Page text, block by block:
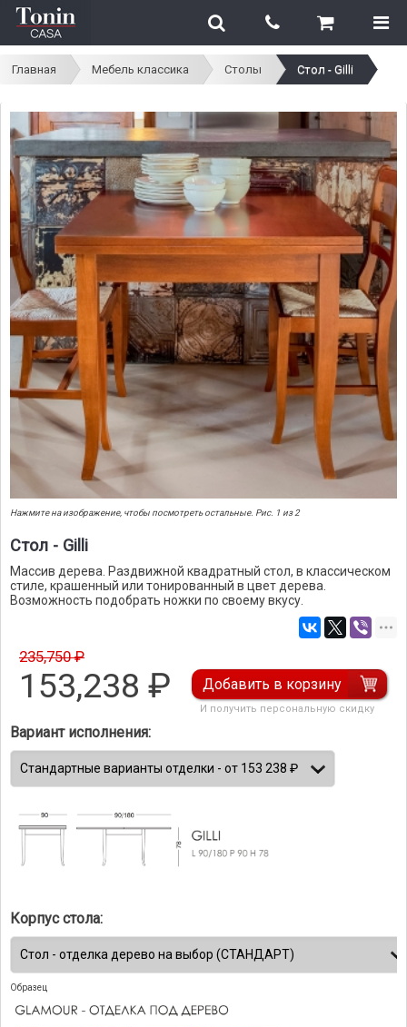
Главная Мебель классика Столы Стол - Gilli
Нажмите на изображение, чтобы посмотреть остальные. Рис. 1 из 2
Стол - Gilli
Массив дерева. Раздвижной квадратный стол, в классическом
стиле, крашенный или тонированный в цвет дерева.
Возможность подобрать ножки по своему вкусу.
235,750 ₽
153,238 ₽ Добавить в корзину
И получить персональную скидку
Вариант исполнения:
Корпус стола:
Образец